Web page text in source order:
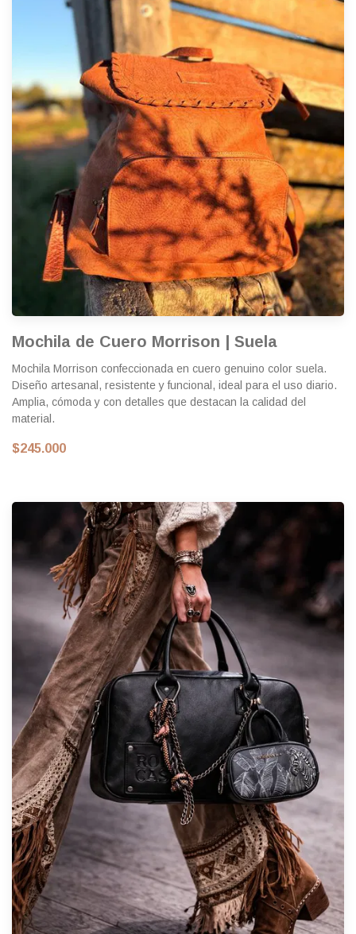
Mochila de Cuero Morrison | Suela
Mochila Morrison confeccionada en cuero genuino color suela.
Diseño artesanal, resistente y funcional, ideal para el uso diario.
Amplia, cómoda y con detalles que destacan la calidad del
material.
$245.000